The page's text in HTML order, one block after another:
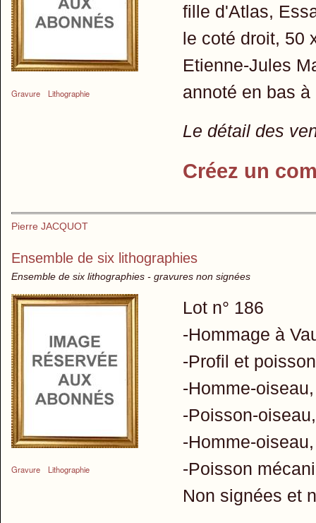
Gravure Lithographie
fille d'Atlas,
le coté droit, 50
Etienne-Jules
annoté en bas
Le détail des
Créez un
Pierre JACQUOT
Ensemble de six lithographies
Ensemble de six lithographies - gravures non signées
Gravure Lithographie
Lot n° 186
-Hommage à
-Profil et
-Homme-
-Poisson-
-Homme-
-Poisson
Non signées et